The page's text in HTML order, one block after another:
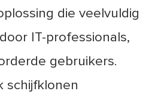
die veelvuldig
IT-professionals,
gebruikers.
schijfklonen